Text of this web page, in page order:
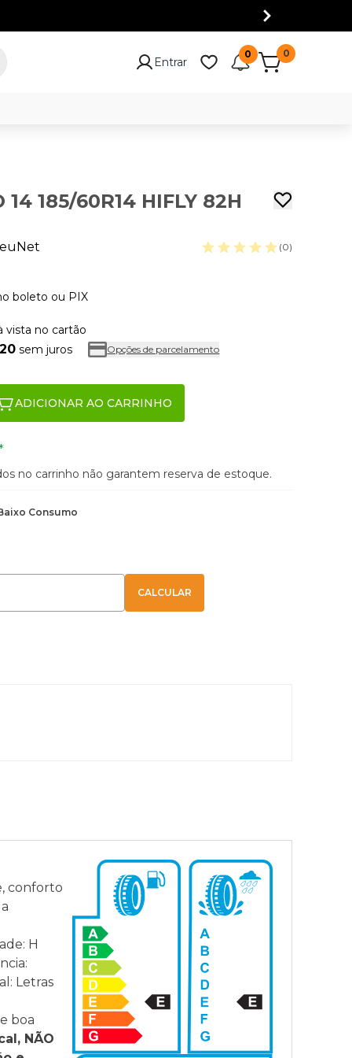
Entrar
0 0
14 185/60R14 HIFLY 82H
(0)
boleto ou PIX
vista no cartão
sem juros Opções de parcelamento
ADICIONAR AO CARRINHO
no carrinho não garantem reserva de estoque.
Consumo
conforto
H
Letras
boa
NÃO